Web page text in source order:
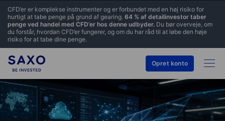
CFD’er er komplekse instrumenter og er forbundet med en høj risiko for
hurtigt at tabe penge på grund af gearing. 64 % af detailinvestor taber
penge ved handel med CFD’er hos denne udbyder. Du bør overveje, om
du forstår, hvordan CFD’er fungerer, og om du har råd til at løbe den høje
risiko for at tabe dine penge.
Opret konto